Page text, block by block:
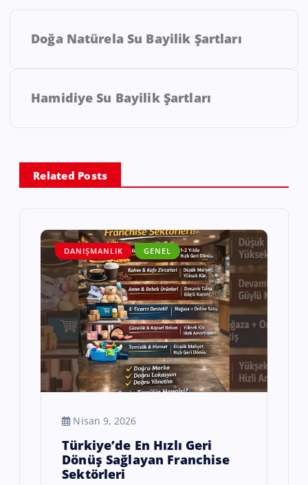
Doğa Natürela Su Bayilik Şartları
Hamidiye Su Bayilik Şartları
Related Posts
DANIŞMANLIK GENEL
Nisan 9, 2026
Türkiye’de En Hızlı Geri
Dönüş Sağlayan Franchise
Sektörleri